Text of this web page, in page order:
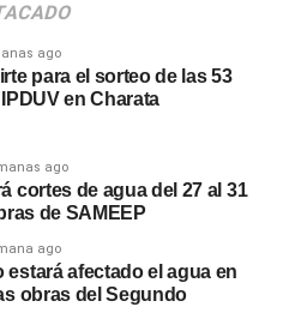
ago
para el sorteo de las 53
en Charata
ago
cortes de agua del 27 al 31
de SAMEEP
ago
estará afectado el agua en
obras del Segundo